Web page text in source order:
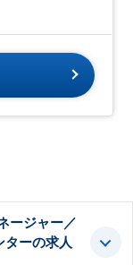
ージャー／
ターの求人